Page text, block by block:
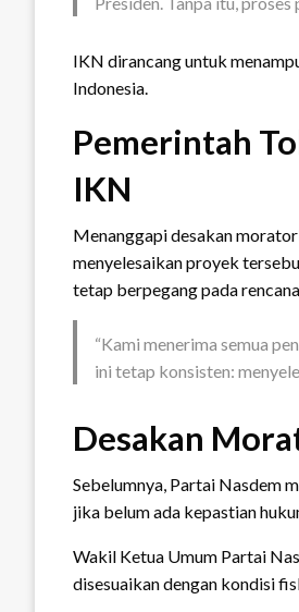
IKN dirancang untuk
Indonesia.
Pemerintah
IKN
Menanggapi desakan
menyelesaikan proyek
tetap berpegang pada
“Kami menerima semua
ini tetap konsisten:
Desakan
Sebelumnya, Partai Nasdem
jika belum ada kepastian
Wakil Ketua Umum Partai
disesuaikan dengan kondisi